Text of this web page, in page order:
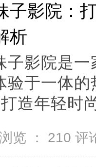
子影院：
析
子影院是
验于一体
造年轻时
览 ： 210 评